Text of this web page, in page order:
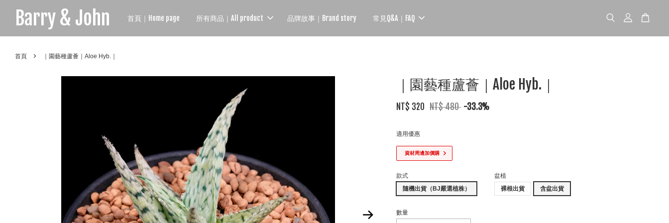
Barry & John 首頁｜Home page 所有商品｜All product 品牌故事｜Brand story 常見Q&A｜FAQ
首頁 › ｜園藝種蘆薈｜Aloe Hyb.｜
｜園藝種蘆薈｜Aloe Hyb.｜
NT$ 320 NT$ 480 -33.3%
適用優惠
資材周邊加價購
款式
隨機出貨（BJ嚴選植株）
盆植
裸根出貨
含盆出貨
數量